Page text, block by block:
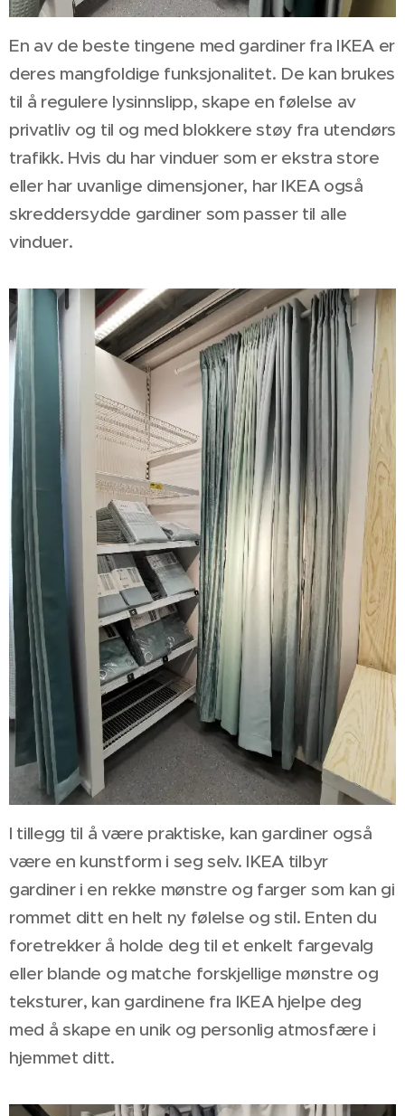
En av de beste tingene med gardiner fra IKEA er
deres mangfoldige funksjonalitet. De kan brukes
til å regulere lysinnslipp, skape en følelse av
privatliv og til og med blokkere støy fra utendørs
trafikk. Hvis du har vinduer som er ekstra store
eller har uvanlige dimensjoner, har IKEA også
skreddersydde gardiner som passer til alle
vinduer.
I tillegg til å være praktiske, kan gardiner også
være en kunstform i seg selv. IKEA tilbyr
gardiner i en rekke mønstre og farger som kan gi
rommet ditt en helt ny følelse og stil. Enten du
foretrekker å holde deg til et enkelt fargevalg
eller blande og matche forskjellige mønstre og
teksturer, kan gardinene fra IKEA hjelpe deg
med å skape en unik og personlig atmosfære i
hjemmet ditt.